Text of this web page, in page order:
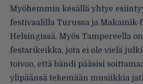
Myöhemmin kesällä yhtye
festivaalilla Turussa ja Makamik-
Helsingissä. Myös Tampereella
festarikeikka, jota ei ole vielä
toivoo, että bändi pääsisi
ylipäänsä tekemään musiikkia